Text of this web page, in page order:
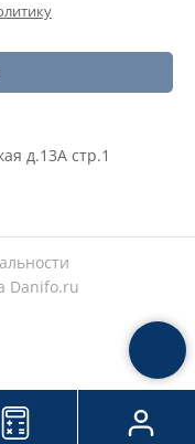
д.13А стр.1
Danifo.ru